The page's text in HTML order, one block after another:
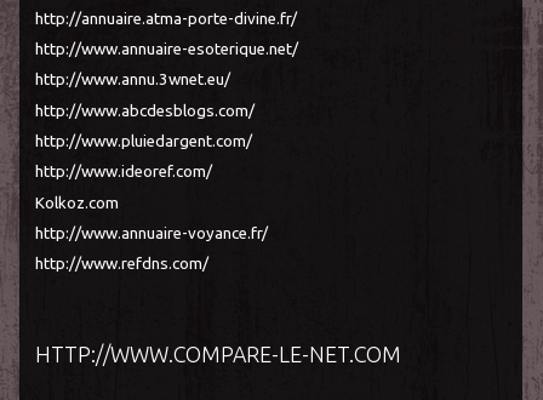
http://annuaire.atma-porte-divine.fr/
http://www.annuaire-esoterique.net/
http://www.annu.3wnet.eu/
http://www.abcdesblogs.com/
http://www.pluiedargent.com/
http://www.ideoref.com/
Kolkoz.com
http://www.annuaire-voyance.fr/
http://www.refdns.com/
HTTP://WWW.COMPARE-LE-NET.COM